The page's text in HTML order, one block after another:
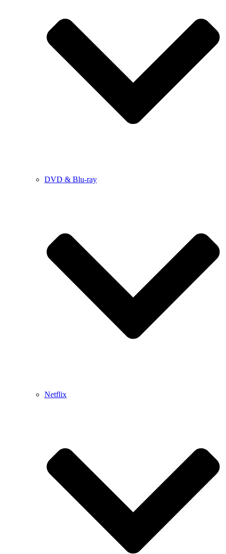
DVD & Blu-ray
Netflix